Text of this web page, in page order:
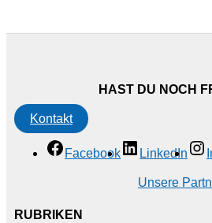
HAST DU NOCH
Kontakt
Facebook LinkedIn
Unsere
RUBRIKEN